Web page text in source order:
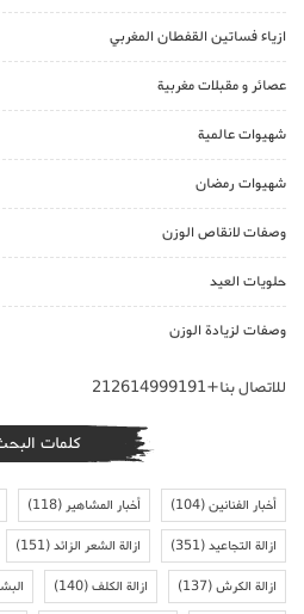
ازياء فساتين القفطان المغربي
عصائر و مقبلات مغربية
شهيوات عالمية
شهيوات رمضان
وصفات لانقاص الوزن
حلويات العيد
وصفات لزيادة الوزن
للاتصال بنا+212614999191
كلمات
أخبار الفنانين(104) أخبار المشاهير(118)
ازالة التجاعيد(351) ازالة الشعر الزائد(151)
ازالة الكرش(137) ازالة الكلف(140)